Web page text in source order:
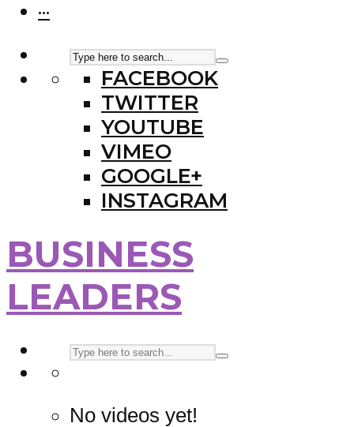
···
FACEBOOK
TWITTER
YOUTUBE
VIMEO
GOOGLE+
INSTAGRAM
BUSINESS
LEADERS
No videos yet!